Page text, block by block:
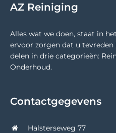
AZ Reiniging
Alles wat we doen, staat in
ervoor zorgen dat u
delen in drie categorieën:
Onderhoud.
Contactgegevens
Halsterseweg 77